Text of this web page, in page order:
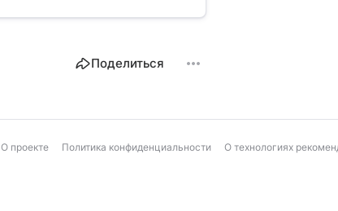
Поделиться
О проекте Политика конфиденциальности О технологиях